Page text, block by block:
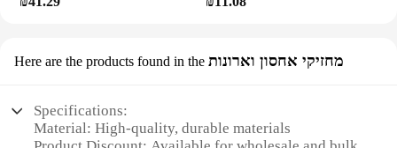
Here are the products found in the מחזיקי אחסון וארונות
Specifications:
Material: High-quality, durable materials